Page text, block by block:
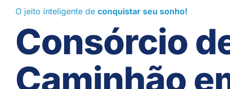
O jeito inteligente de conquistar seu sonho!
Consórcio
Caminhão